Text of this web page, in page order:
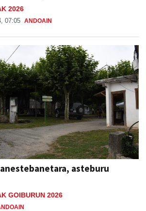
2026
07:05 ANDOAIN
asteburu
GOIBURUN 2026